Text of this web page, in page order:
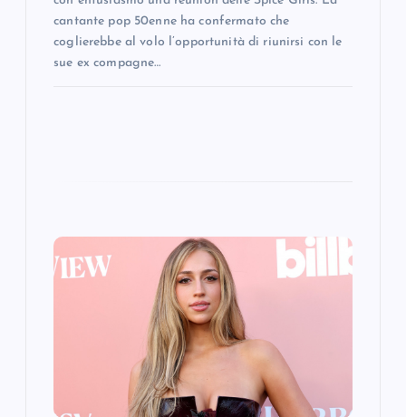
cantante pop 50enne ha confermato che
coglierebbe al volo l’opportunità di riunirsi con le
sue ex compagne…